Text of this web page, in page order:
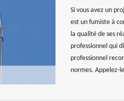
Si vous avez un
est un fumiste à
la qualité de ses
professionnel qui
professionnel
normes. Appelez-